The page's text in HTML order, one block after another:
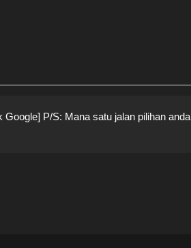
P/S: Mana satu jalan pilihan anda